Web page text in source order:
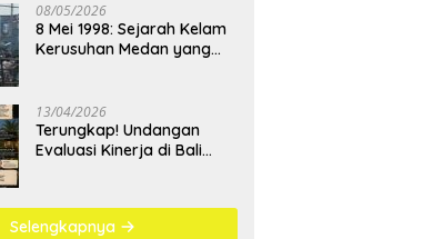
08/05/2026
8 Mei 1998: Sejarah Kelam
Kerusuhan Medan yang
13/04/2026
Terungkap! Undangan
Evaluasi Kinerja di Bali
Mengular
Selengkapnya